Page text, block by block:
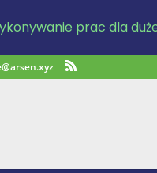
prac dla